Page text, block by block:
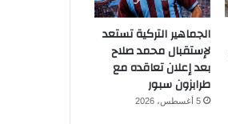
الجماهير التركية تستعد
لإستقبال محمد صلاح
بعد إعلان تعاقده مع
طرابزون سبور
5 أغسطس، 2026